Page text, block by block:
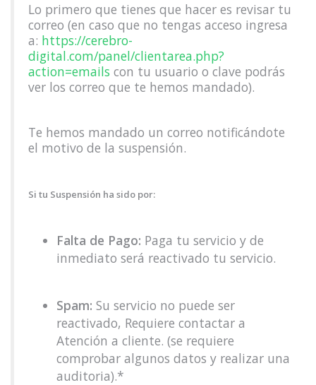
Lo primero que tienes que hacer es revisar tu
correo (en caso que no tengas acceso ingresa
a: https://cerebro-
digital.com/panel/clientarea.php?
action=emails con tu usuario o clave podrás
ver los correo que te hemos mandado).
Te hemos mandado un correo notificándote
el motivo de la suspensión.
Si tu Suspensión ha sido por:
Falta de Pago: Paga tu servicio y de
inmediato será reactivado tu servicio.
Spam: Su servicio no puede ser
reactivado, Requiere contactar a
Atención a cliente. (se requiere
comprobar algunos datos y realizar una
auditoria).*